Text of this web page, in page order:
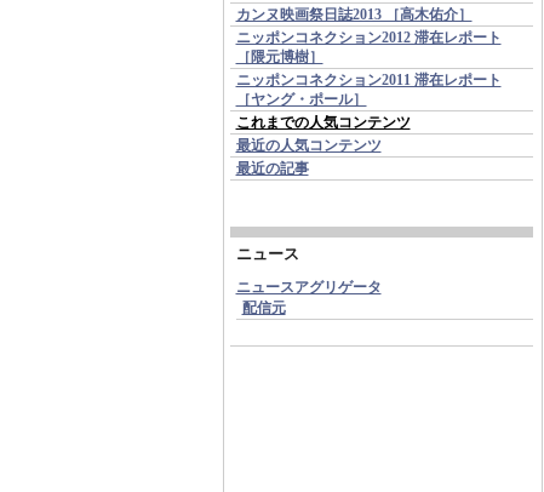
カンヌ映画祭日誌2013 ［高木佑介］
ニッポンコネクション2012 滞在レポート
［隈元博樹］
ニッポンコネクション2011 滞在レポート
［ヤング・ポール］
これまでの人気コンテンツ
最近の人気コンテンツ
最近の記事
ニュース
ニュースアグリゲータ
配信元